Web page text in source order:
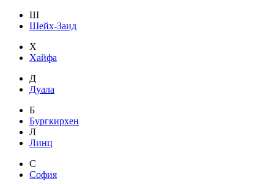
Ш
Шейх-Заид
Х
Хайфа
Д
Дуала
Б
Бургкирхен
Л
Линц
С
София